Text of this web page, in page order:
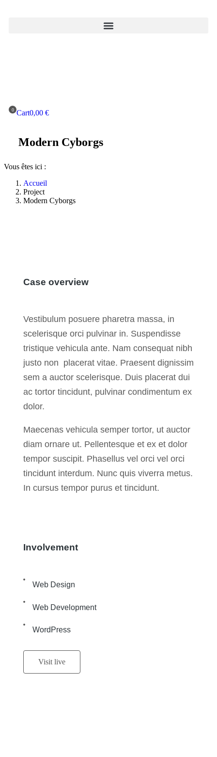
Cart0,00 €
Modern Cyborgs
Vous êtes ici :
Accueil
Project
Modern Cyborgs
Case overview
Vestibulum posuere pharetra massa, in
scelerisque orci pulvinar in. Suspendisse
tristique vehicula ante. Nam consequat nibh
justo non placerat vitae. Praesent dignissim
sem a auctor scelerisque. Duis placerat dui
ac tortor tincidunt, pulvinar condimentum ex
dolor.
Maecenas vehicula semper tortor, ut auctor
diam ornare ut. Pellentesque et ex et dolor
tempor suscipit. Phasellus vel orci vel orci
tincidunt interdum. Nunc quis viverra metus.
In cursus tempor purus et tincidunt.
Involvement
Web Design
Web Development
WordPress
Visit live